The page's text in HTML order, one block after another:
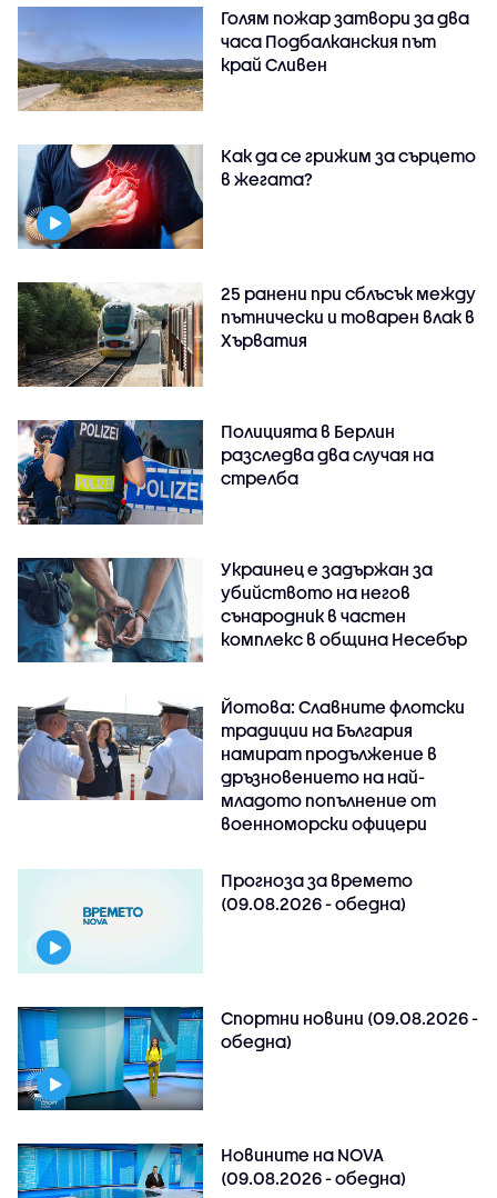
Голям пожар затвори за два
часа Подбалканския път
край Сливен
Как да се грижим за сърцето
в жегата?
25 ранени при сблъсък между
пътнически и товарен влак в
Хърватия
Полицията в Берлин
разследва два случая на
стрелба
Украинец е задържан за
убийството на негов
сънародник в частен
комплекс в община Несебър
Йотова: Славните флотски
традиции на България
намират продължение в
дръзновението на най-
младото попълнение от
военноморски офицери
Прогноза за времето
(09.08.2026 - обедна)
Спортни новини (09.08.2026 -
обедна)
Новините на NOVA
(09.08.2026 - обедна)